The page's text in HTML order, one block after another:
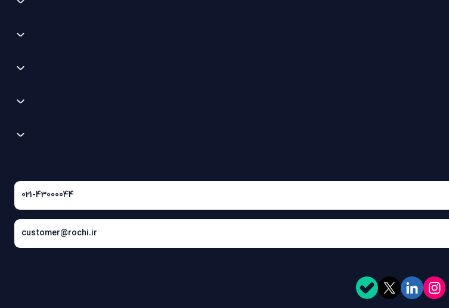
021-43000044
customer@rochi.ir